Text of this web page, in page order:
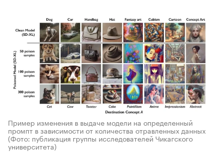
Пример изменения в выдаче модели на определенный
промпт в зависимости от количества отравленных данных
(Фото: публикация группы исследователей Чикагского
университета)